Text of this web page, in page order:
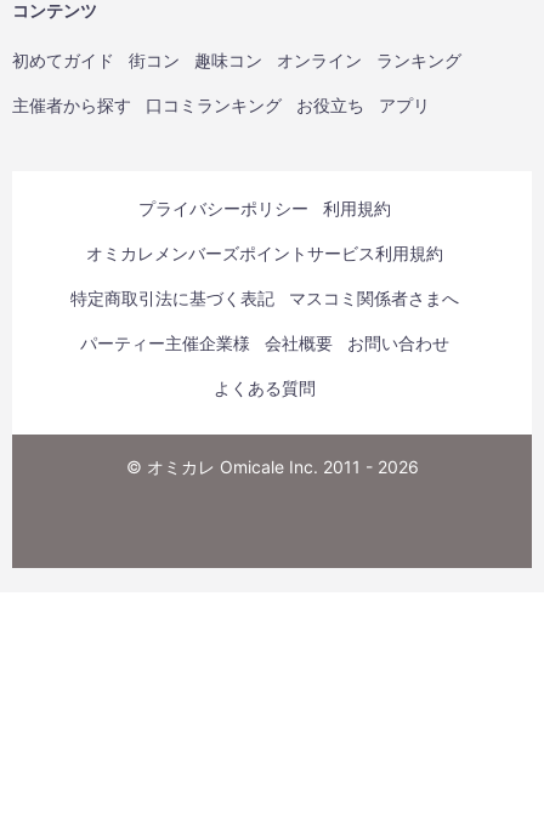
コンテンツ
初めてガイド 街コン 趣味コン オンライン ランキング
主催者から探す 口コミランキング お役立ち アプリ
プライバシーポリシー 利用規約
オミカレメンバーズポイントサービス利用規約
特定商取引法に基づく表記 マスコミ関係者さまへ
パーティー主催企業様 会社概要 お問い合わせ
よくある質問
© オミカレ Omicale Inc. 2011 - 2026